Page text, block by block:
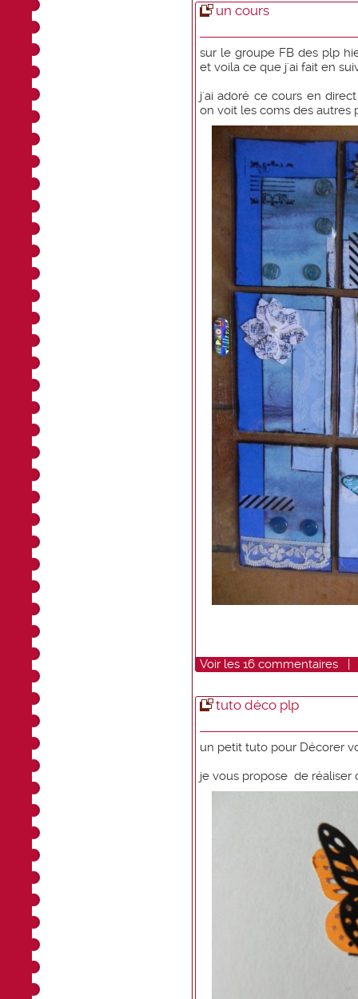
un cours
sur le groupe FB des plp
et voila ce que j'ai fait en
j'ai adoré ce cours en
on voit les coms des
Voir les 16 commentaires
tuto déco plp
un petit tuto pour Décorer
je vous propose de réaliser